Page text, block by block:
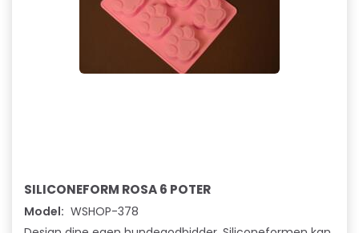
SILICONEFORM ROSA 6 POTER
Model: WSHOP-378